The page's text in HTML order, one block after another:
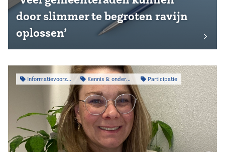
door slimmer te begroten ravijn
oplossen’
Informatievoorziening Kennis & onderzoek Participatie